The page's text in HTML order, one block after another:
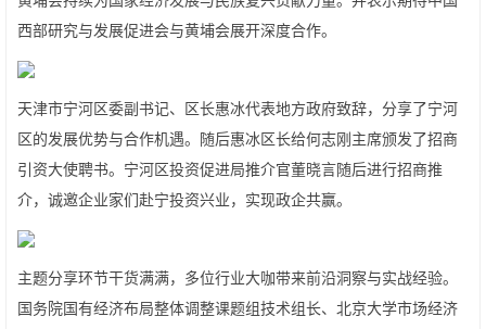
西部研究与发展促进会与黄埔会展开深度合作。
天津市宁河区委副书记、区长惠冰代表地方政府致辞，分享了宁河
区的发展优势与合作机遇。随后惠冰区长给何志刚主席颁发了招商
引资大使聘书。宁河区投资促进局推介官董晓言随后进行招商推
介，诚邀企业家们赴宁投资兴业，实现政企共赢。
主题分享环节干货满满，多位行业大咖带来前沿洞察与实战经验。
国务院国有经济布局整体调整课题组技术组长、北京大学市场经济